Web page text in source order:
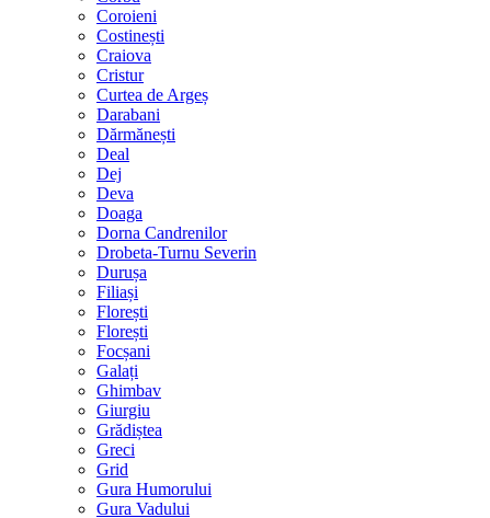
Coroieni
Costinești
Craiova
Cristur
Curtea de Argeș
Darabani
Dărmănești
Deal
Dej
Deva
Doaga
Dorna Candrenilor
Drobeta-Turnu Severin
Durușa
Filiași
Florești
Florești
Focșani
Galați
Ghimbav
Giurgiu
Grădiștea
Greci
Grid
Gura Humorului
Gura Vadului